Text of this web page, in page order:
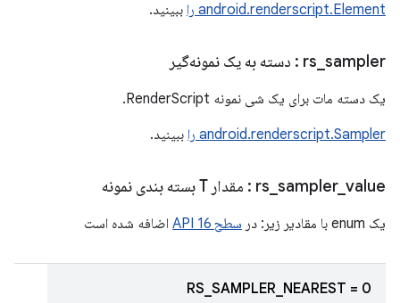
android.renderscript.Element را
ببینید.
rs sampler : دسته به یک نمونه‌گیر
یک دسته مات برای یک شی نمونه RenderScript.
android.renderscript.Sampler را
ببینید.
rs sampler_ value : مقدار T بسته بندی نمونه
یک enum با مقادیر زیر: در سطح 16 API اضافه شده است
RS_SAMPLER_NEAREST = 0